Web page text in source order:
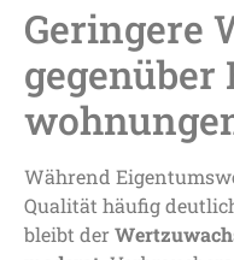
Geringere
gegenüber
Während
Qualität häufig
bleibt der